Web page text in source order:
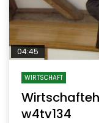
04:45
WIRTSCHAFT
w4tv134